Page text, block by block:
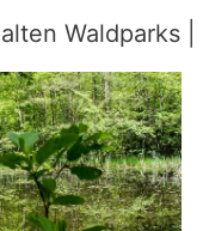
Waldparks |